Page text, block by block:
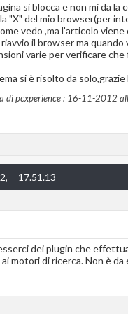
si blocca e non mi da
"X" del mio browser(per
vedo ,ma l'articolo
il browser ma
varie per verificare che
si è risolto da
di pcxperience : 16-11-2012
17.51.13
dei plugin che
motori di ricerca. Non è